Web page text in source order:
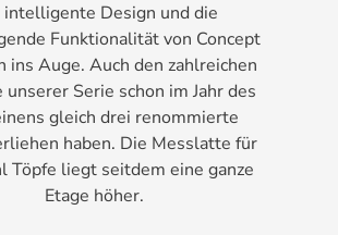
intelligente Design und die
Funktionalität von Concept
ins Auge. Auch den zahlreichen
unserer Serie schon im Jahr des
gleich drei renommierte
haben. Die Messlatte für
Töpfe liegt seitdem eine ganze
Etage höher.